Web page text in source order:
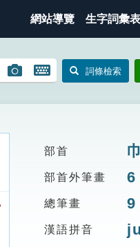
網站導覽 生字詞彙表
圖
搜
開
鍵
示
詞條檢索
ˇ
部首 巾
部首外筆畫 6
總筆畫 9
漢語拼音